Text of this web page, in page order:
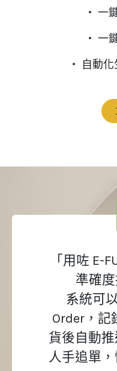
‧ 一
‧ 一
‧ 自動化
「用咗 E-
準確
系統可
Order，記
貨後自動
人手追單，